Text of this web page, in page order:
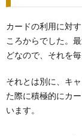
カードの利用に対
ころからでした。
どなので、それを
それとは別に、キ
た際に積極的にカ
います。